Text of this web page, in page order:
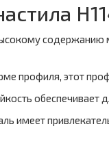
профиля, этот
обеспечивает
имеет